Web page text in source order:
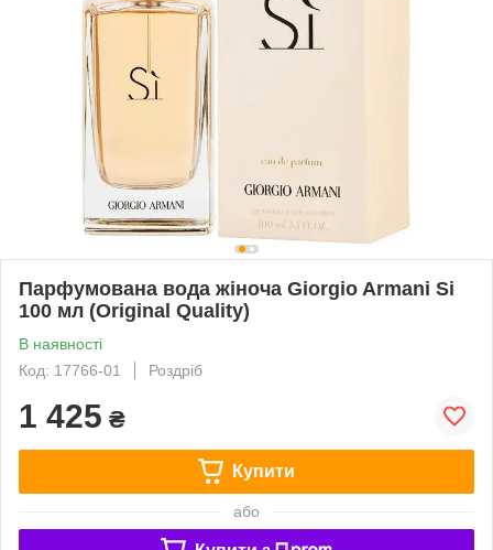
Парфумована вода жіноча Giorgio Armani Si
100 мл (Original Quality)
В наявності
Код: 17766-01
Роздріб
1 425 ₴
Купити
або